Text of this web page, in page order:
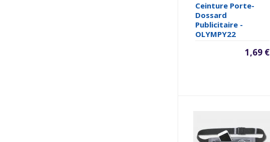
Ceinture Porte-
Dossard
Publicitaire -
OLYMPY22
1,69 €